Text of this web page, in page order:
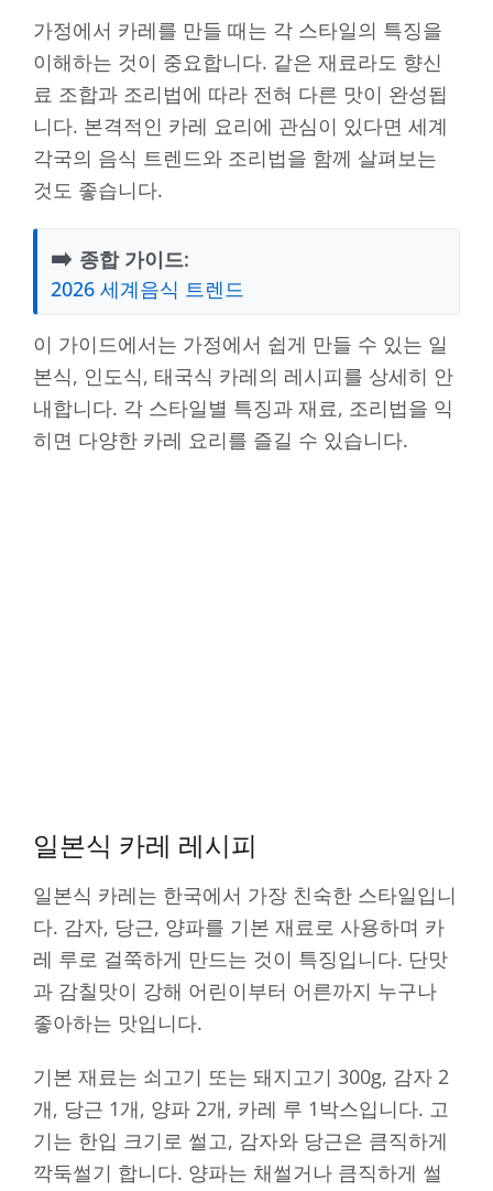
가정에서 카레를 만들 때는 각 스타일의 특징을
이해하는 것이 중요합니다. 같은 재료라도 향신
료 조합과 조리법에 따라 전혀 다른 맛이 완성됩
니다. 본격적인 카레 요리에 관심이 있다면 세계
각국의 음식 트렌드와 조리법을 함께 살펴보는
것도 좋습니다.
➡️ 종합 가이드:
2026 세계음식 트렌드
이 가이드에서는 가정에서 쉽게 만들 수 있는 일
본식, 인도식, 태국식 카레의 레시피를 상세히 안
내합니다. 각 스타일별 특징과 재료, 조리법을 익
히면 다양한 카레 요리를 즐길 수 있습니다.
일본식 카레 레시피
일본식 카레는 한국에서 가장 친숙한 스타일입니
다. 감자, 당근, 양파를 기본 재료로 사용하며 카
레 루로 걸쭉하게 만드는 것이 특징입니다. 단맛
과 감칠맛이 강해 어린이부터 어른까지 누구나
좋아하는 맛입니다.
기본 재료는 쇠고기 또는 돼지고기 300g, 감자 2
개, 당근 1개, 양파 2개, 카레 루 1박스입니다. 고
기는 한입 크기로 썰고, 감자와 당근은 큼직하게
깍둑썰기 합니다. 양파는 채썰거나 큼직하게 썰